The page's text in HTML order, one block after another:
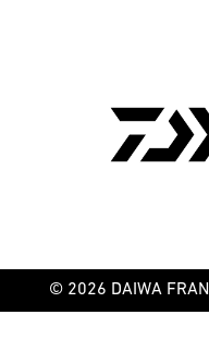
© 2026 DAIWA